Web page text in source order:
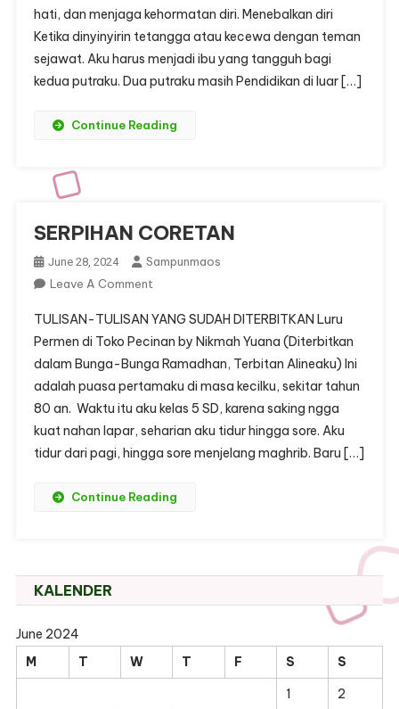
hati, dan menjaga kehormatan diri. Menebalkan diri
Ketika dinyinyirin tetangga atau kecewa dengan teman
sejawat. Aku harus menjadi ibu yang tangguh bagi
kedua putraku. Dua putraku masih Pendidikan di luar […]
Continue Reading
SERPIHAN CORETAN
June 28, 2024
Sampunmaos
Leave A CommentOn
CORETAN
TULISAN-TULISAN YANG SUDAH DITERBITKAN Luru
Permen di Toko Pecinan by Nikmah Yuana (Diterbitkan
dalam Bunga-Bunga Ramadhan, Terbitan Alineaku) Ini
adalah puasa pertamaku di masa kecilku, sekitar tahun
80 an. Waktu itu aku kelas 5 SD, karena saking ngga
kuat nahan lapar, seharian aku tidur hingga sore. Aku
tidur dari pagi, hingga sore menjelang maghrib. Baru […]
Continue Reading
KALENDER
June 2024
M
T W T F S
S
1
2